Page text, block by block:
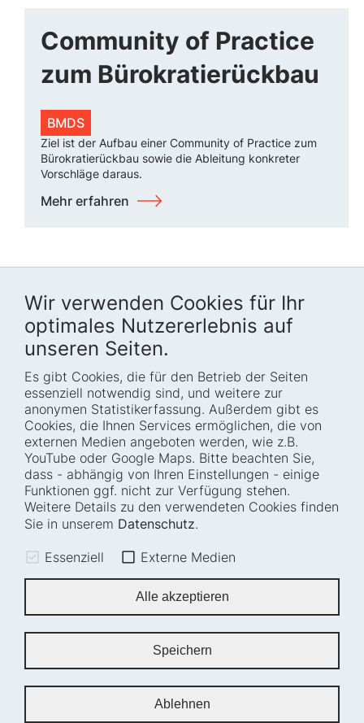
Wir verwenden Cookies für Ihr
optimales Nutzererlebnis auf
unseren Seiten.
Es gibt Cookies, die für den Betrieb der Seiten
essenziell notwendig sind, und weitere zur
anonymen Statistikerfassung. Außerdem gibt es
Cookies, die Ihnen Services ermöglichen, die von
externen Medien angeboten werden, wie z.B.
YouTube oder Google Maps. Bitte beachten Sie,
dass - abhängig von Ihren Einstellungen - einige
Funktionen ggf. nicht zur Verfügung stehen.
Weitere Details zu den verwendeten Cookies finden
Sie in unserem Datenschutz.
Essenziell Externe Medien
Alle akzeptieren
Speichern
Ablehnen
Community of Practice
zum Bürokratierückbau
BMDS
Ziel ist der Aufbau einer Community of Practice zum
Bürokratierückbau sowie die Ableitung konkreter
Vorschläge daraus.
Mehr erfahren
Startseite
Wer wir sind
Wie wir arbeiten
Projekte
Fellowships
Karriere
Blog
Presse
Termine
Barrierefreiheit
Transparenz
Glossar
Anfahrt und
Leichte Sprache
Gebärdensprache
Impressum
Sitemap
Cookie-Einstellungen